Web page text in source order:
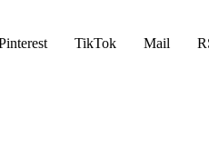
TikTok Mail